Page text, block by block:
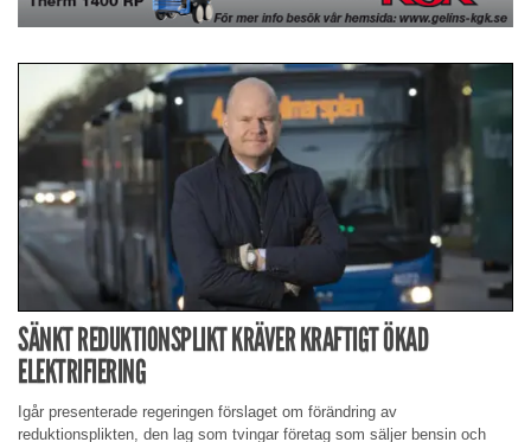
SÄNKT REDUKTIONSPLIKT KRÄVER KRAFTIGT ÖKAD
ELEKTRIFIERING
Igår presenterade regeringen förslaget om förändring av
reduktionsplikten, den lag som tvingar företag som säljer bensin och